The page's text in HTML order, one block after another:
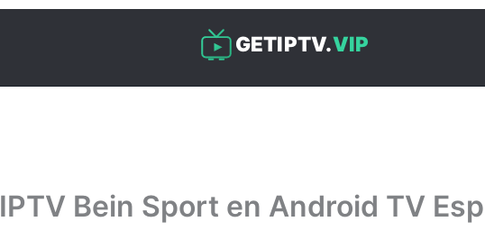
GETIPTV.VIP
IPTV Bein Sport en Android TV